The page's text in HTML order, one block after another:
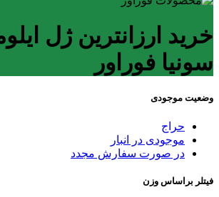
خرید ارزانترین ژل
سونیا فوراور
وضعیت موجودی
حراج
موجودی در انبار
در صورت سفارش مجدد
فیتلر براساس وزن